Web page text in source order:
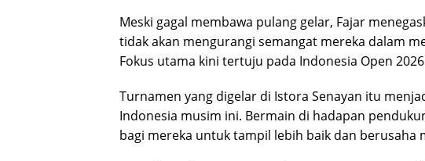
Meski gagal membawa pulang gelar, Fajar
tidak akan mengurangi semangat mereka dalam
Fokus utama kini tertuju pada Indonesia Open 2026
Turnamen yang digelar di Istora Senayan itu
Indonesia musim ini. Bermain di hadapan
bagi mereka untuk tampil lebih baik dan berusaha